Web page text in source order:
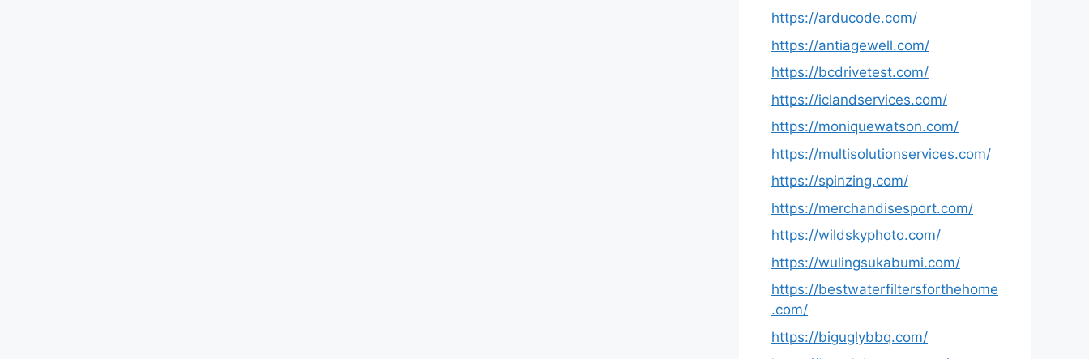
https://arducode.com/
https://antiagewell.com/
https://bcdrivetest.com/
https://iclandservices.com/
https://moniquewatson.com/
https://multisolutionservices.com/
https://spinzing.com/
https://merchandisesport.com/
https://wildskyphoto.com/
https://wulingsukabumi.com/
https://bestwaterfiltersforthehome
.com/
https://biguglybbq.com/